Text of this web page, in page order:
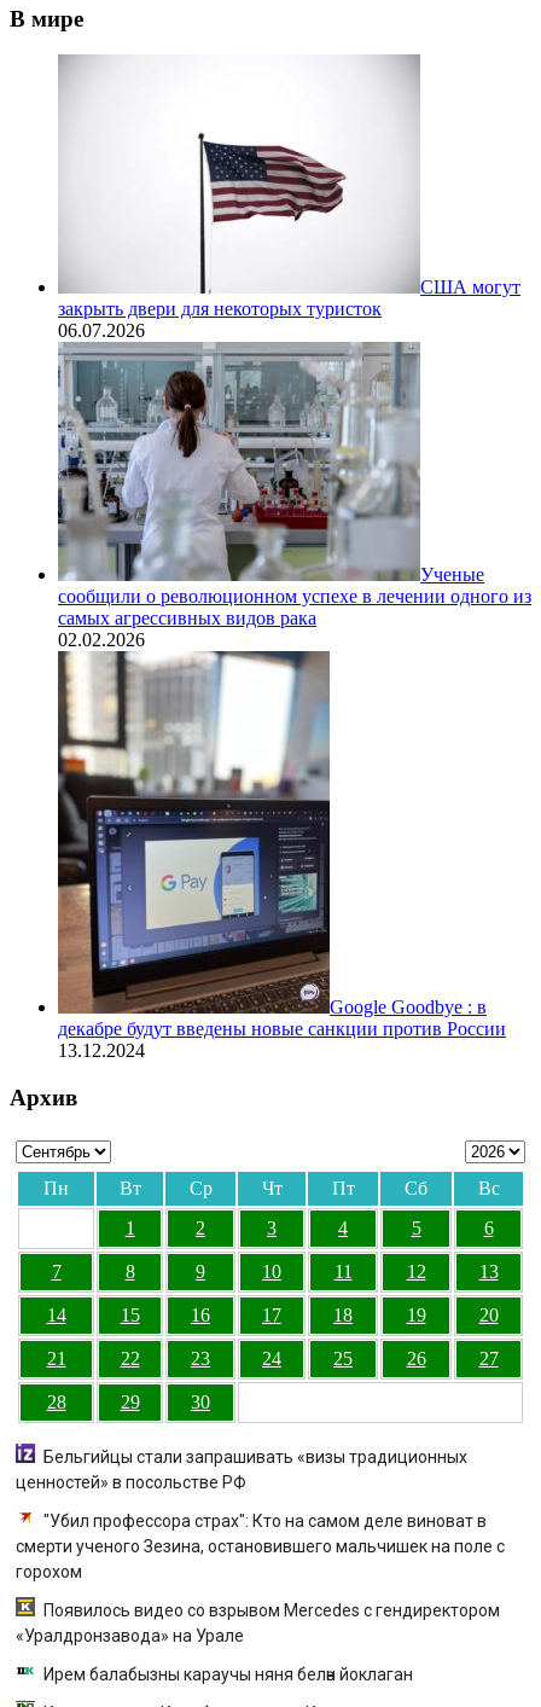
В мире
США могут
закрыть двери для некоторых туристок
06.07.2026
Ученые
сообщили о революционном успехе в лечении одного из
самых агрессивных видов рака
02.02.2026
Google Goodbye : в
декабре будут введены новые санкции против России
13.12.2024
Архив
Пн Вт Ср Чт Пт Сб
Вс
1
2 3 4 5 6
7 8 9 10 11 12 13
14 15 16 17 18 19 20
21 22 23 24 25 26 27
28 29 30
Бельгийцы стали запрашивать «визы традиционных
ценностей» в посольстве РФ
"Убил профессора страх": Кто на самом деле виноват в
смерти ученого Зезина, остановившего мальчишек на поле с
горохом
Появилось видео со взрывом Mercedes с гендиректором
«Уралдронзавода» на Урале
Ирем балабызны караучы няня белән йоклаган